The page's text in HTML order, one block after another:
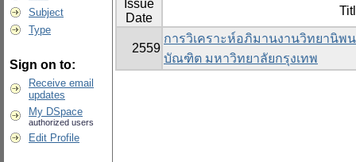
Subject
Type
Sign on to:
Receive email
updates
My DSpace
authorized users
Edit Profile
Issue
Date
2559
การวิเคราะห์อภิมานงานวิทยานิพ
บัณฑิต มหาวิทยาลัยกรุงเทพ